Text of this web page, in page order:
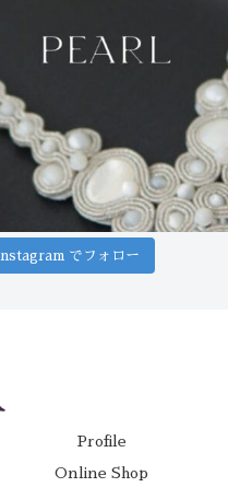
Instagram でフォロー
Profile
Online Shop